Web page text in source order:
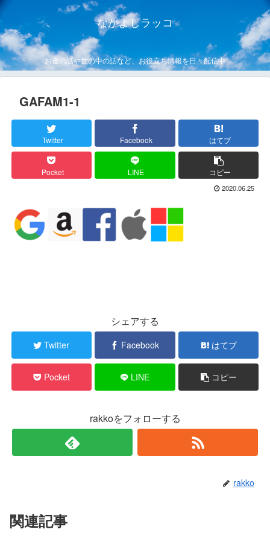
なかよしラッコ
お金の話や世の中の話など、お役立ち情報を日々配信中
GAFAM1-1
Twitter Facebook はてブ
Pocket LINE コピー
2020.06.25
シェアする
Twitter Facebook はてブ
Pocket LINE コピー
rakkoをフォローする
rakko
関連記事